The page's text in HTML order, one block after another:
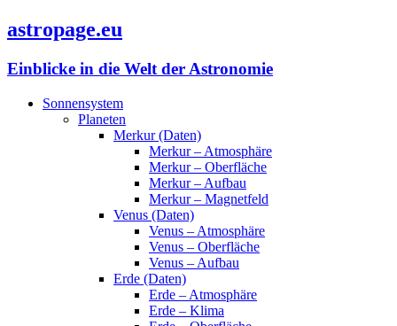
astropage.eu
Einblicke in die Welt der Astronomie
Sonnensystem
Planeten
Merkur (Daten)
Merkur – Atmosphäre
Merkur – Oberfläche
Merkur – Aufbau
Merkur – Magnetfeld
Venus (Daten)
Venus – Atmosphäre
Venus – Oberfläche
Venus – Aufbau
Erde (Daten)
Erde – Atmosphäre
Erde – Klima